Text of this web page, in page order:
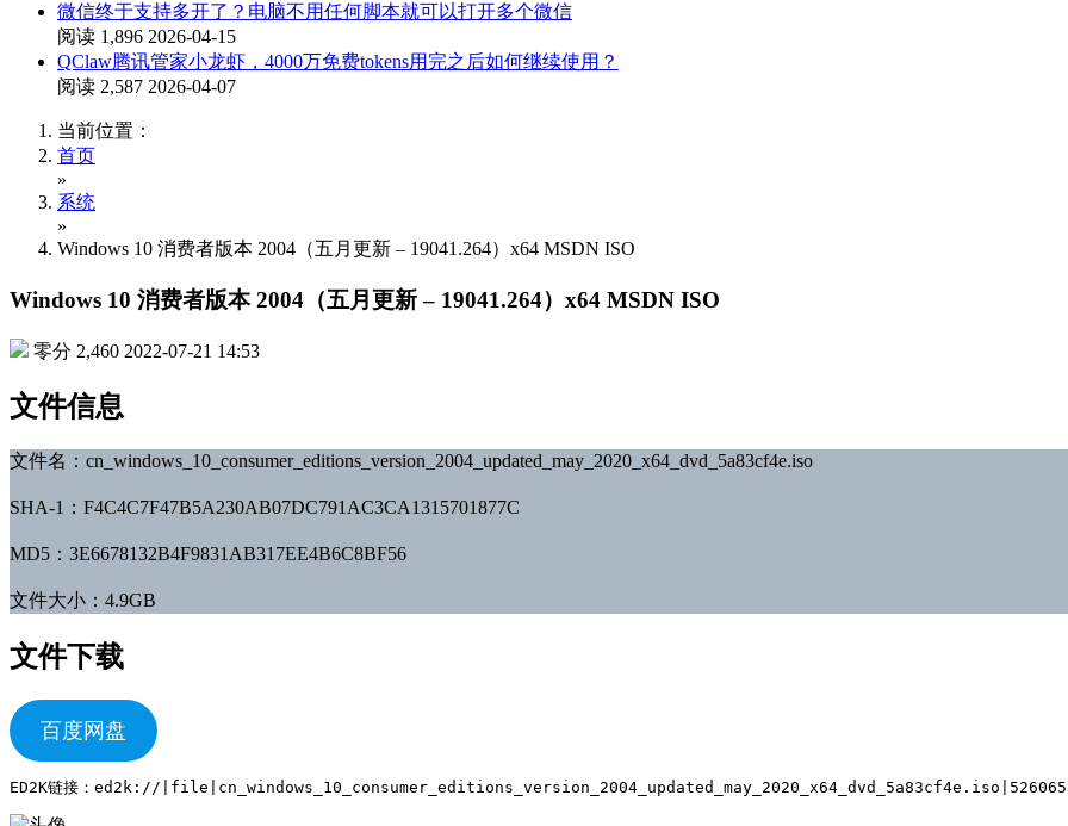
微信终于支持多开了？电脑不用任何脚本就可以打开多个微信
阅读 1,896 2026-04-15
QClaw腾讯管家小龙虾，4000万免费tokens用完之后如何继续使用？
阅读 2,587 2026-04-07
当前位置：
首页
»
系统
»
Windows 10 消费者版本 2004（五月更新 – 19041.264）x64 MSDN ISO
Windows 10 消费者版本 2004（五月更新 – 19041.264）x64 MSDN ISO
零分 2,460 2022-07-21 14:53
文件信息
文件名：cn_windows_10_consumer_editions_version_2004_updated_may_2020_x64_dvd_5a83cf4e.iso
SHA-1：F4C4C7F47B5A230AB07DC791AC3CA1315701877C
MD5：3E6678132B4F9831AB317EE4B6C8BF56
文件大小：4.9GB
文件下载
百度网盘
ED2K链接：ed2k://